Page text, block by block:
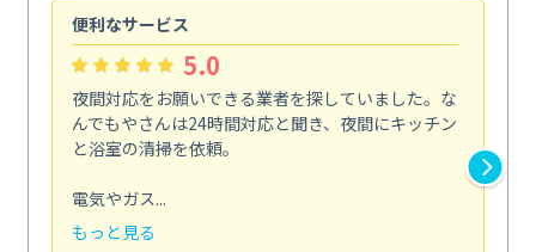
便利なサービス
5.0
夜間対応をお願いできる業者を探していました。な
んでもやさんは24時間対応と聞き、夜間にキッチン
と浴室の清掃を依頼。
電気やガス...
もっと見る